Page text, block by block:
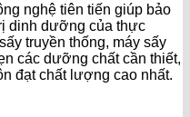
nghệ tiên tiến giúp bảo
dinh dưỡng của thực
truyền thống, máy sấy
các dưỡng chất cần thiết,
đạt chất lượng cao nhất.